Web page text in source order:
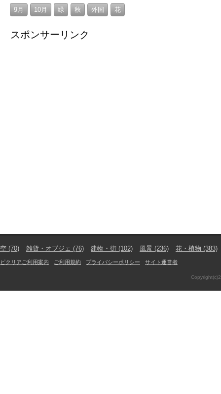
9月 10月 緑 秋 外国 花
スポンサーリンク
空 (70) 雑貨・オブジェ (76) 建物・街 (102) 風景 (236) 花・植物 (383)
ピクリアご利用案内 ご利用規約 プライバシーポリシー サイト運営者